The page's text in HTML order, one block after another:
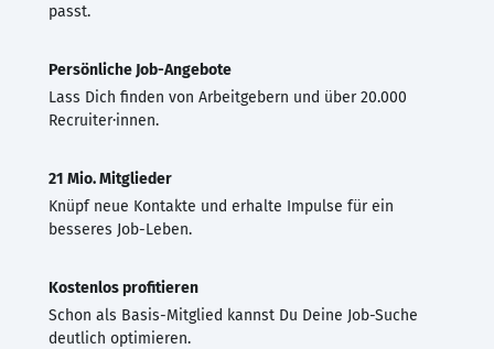
passt.
Persönliche Job-Angebote
Lass Dich finden von Arbeitgebern und über 20.000
Recruiter·innen.
21 Mio. Mitglieder
Knüpf neue Kontakte und erhalte Impulse für ein
besseres Job-Leben.
Kostenlos profitieren
Schon als Basis-Mitglied kannst Du Deine Job-Suche
deutlich optimieren.